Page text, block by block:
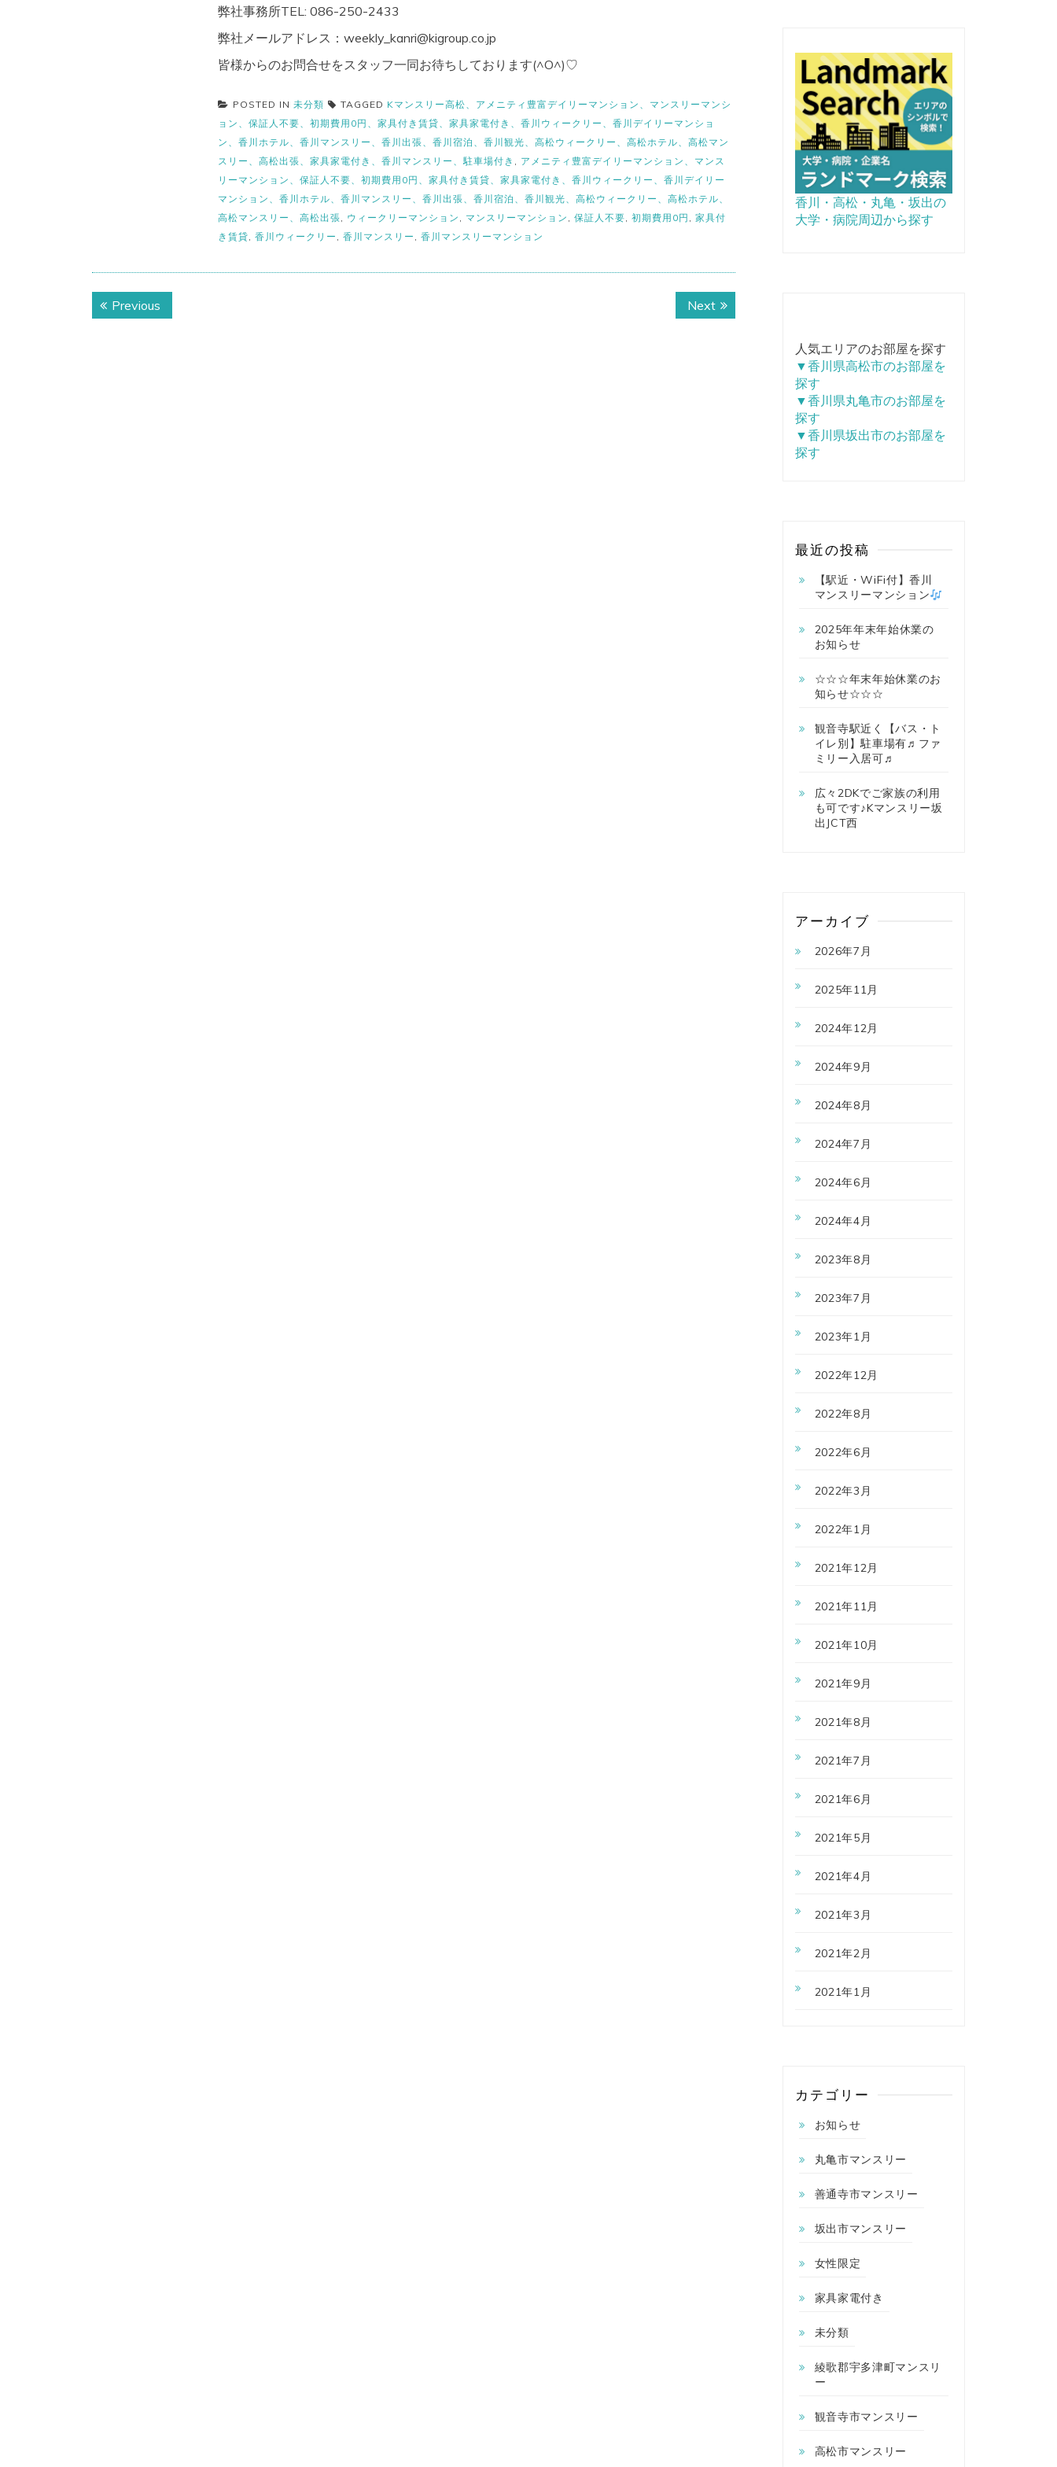
弊社事務所TEL: 086-250-2433
弊社メールアドレス：weekly_kanri@kigroup.co.jp
皆様からのお問合せをスタッフ一同お待ちしております(^O^)♡
POSTED IN 未分類 TAGGED Kマンスリー高松、アメニティ豊富デイリーマンション、マンスリーマンシ
ョン、保証人不要、初期費用0円、家具付き賃貸、家具家電付き、香川ウィークリー、香川デイリーマンショ
ン、香川ホテル、香川マンスリー、香川出張、香川宿泊、香川観光、高松ウィークリー、高松ホテル、高松マン
スリー、高松出張、家具家電付き、香川マンスリー、駐車場付き , アメニティ豊富デイリーマンション、マンス
リーマンション、保証人不要、初期費用0円、家具付き賃貸、家具家電付き、香川ウィークリー、香川デイリー
マンション、香川ホテル、香川マンスリー、香川出張、香川宿泊、香川観光、高松ウィークリー、高松ホテル、
高松マンスリー、高松出張, ウィークリーマンション , マンスリーマンション , 保証人不要, 初期費用0円 , 家具付
き賃貸, 香川ウィークリー , 香川マンスリー , 香川マンスリーマンション
投Previous
post:
NextNext
post:
香川・高松・丸亀・坂出の
大学・病院周辺から探す
人気エリアのお部屋を探す
▼香川県高松市のお部屋を
探す
▼香川県丸亀市のお部屋を
探す
▼香川県坂出市のお部屋を
探す
最近の投稿
【駅近・WiFi付】香川
マンスリーマンション
2025年年末年始休業の
お知らせ
☆☆☆年末年始休業のお
知らせ☆☆☆
観音寺駅近く【バス・ト
イレ別】駐車場有♬ファ
ミリー入居可♬
広々2DKでご家族の利用
も可です♪Kマンスリー坂
出JCT西
アーカイブ
2026年7月
2025年11月
2024年12月
2024年9月
2024年8月
2024年7月
2024年6月
2024年4月
2023年8月
2023年7月
2023年1月
2022年12月
2022年8月
2022年6月
2022年3月
2022年1月
2021年12月
2021年11月
2021年10月
2021年9月
2021年8月
2021年7月
2021年6月
2021年5月
2021年4月
2021年3月
2021年2月
2021年1月
カテゴリー
お知らせ
丸亀市マンスリー
善通寺市マンスリー
坂出市マンスリー
女性限定
家具家電付き
未分類
綾歌郡宇多津町マンスリ
ー
観音寺市マンスリー
高松市マンスリー